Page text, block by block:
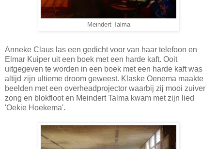
Meindert Talma
Anneke Claus las een gedicht voor van haar telefoon en
Elmar Kuiper uit een boek met een harde kaft. Ooit
uitgegeven te worden in een boek met een harde kaft was
altijd zijn ultieme droom geweest. Klaske Oenema maakte
beelden met een overheadprojector waarbij zij mooi zuiver
zong en blokfloot en Meindert Talma kwam met zijn lied
'Oekie Hoekema'.